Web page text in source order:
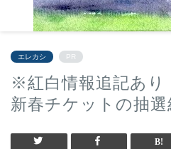
エレカシ PR
※紅白情報追記あり
新春チケットの抽選